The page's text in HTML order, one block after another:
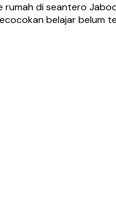
di seantero
belajar